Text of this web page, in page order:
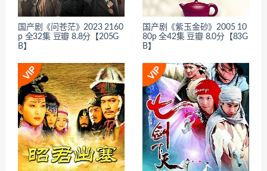
国产剧《问苍茫》2023 2160
p 全32集 豆瓣 8.8分【205G
B】
国产剧《紫玉金砂》2005 10
80p 全42集 豆瓣 8.0分【83G
B】